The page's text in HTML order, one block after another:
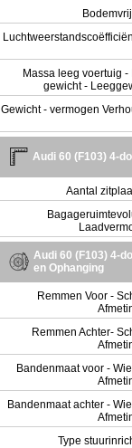
Massa leeg voertuig -
gewicht -
Gewicht - vermogen
Audi 60 (F103) 4-
Aantal
Audi 60 (F103) 4-
en Ophanging
Remmen Voor -
Remmen Achter-
Bandenmaat voor -
Bandenmaat achter -
Type